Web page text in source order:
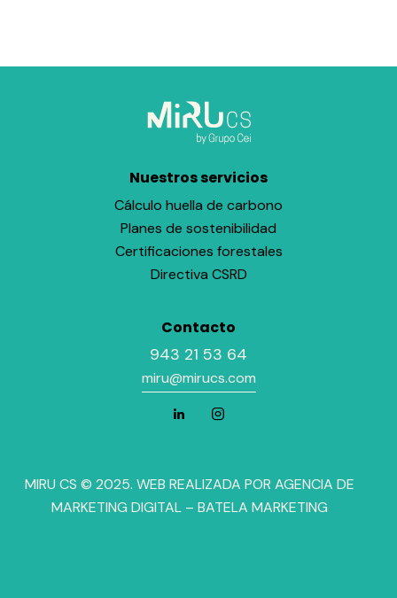
Nuestros servicios
Cálculo huella de carbono
Planes de sostenibilidad
Certificaciones forestales
Directiva CSRD
Contacto
943 21 53 64
miru@mirucs.com
MIRU CS © 2025. WEB REALIZADA POR AGENCIA DE
MARKETING DIGITAL – BATELA MARKETING